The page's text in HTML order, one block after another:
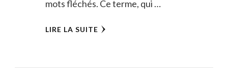
mots fléchés. Ce terme, qui …
LIRE LA SUITE